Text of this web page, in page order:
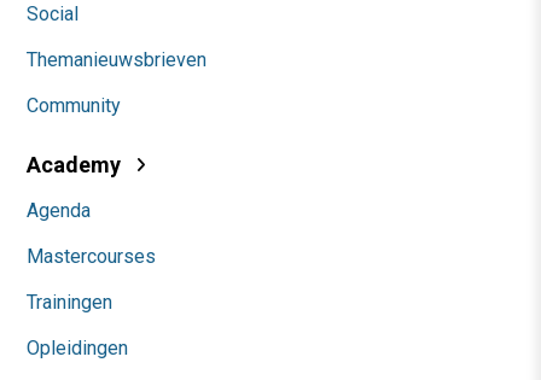
Social
Themanieuwsbrieven
Community
Academy
Agenda
Mastercourses
Trainingen
Opleidingen